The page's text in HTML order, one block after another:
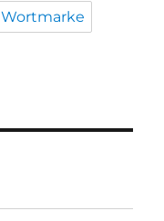
Wortmarke